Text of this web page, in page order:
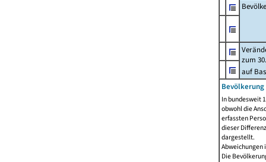
zum
auf
Bevölkerung
In bundesweit
obwohl die
erfassten
dieser
dargestellt.
Abweichungen
Die